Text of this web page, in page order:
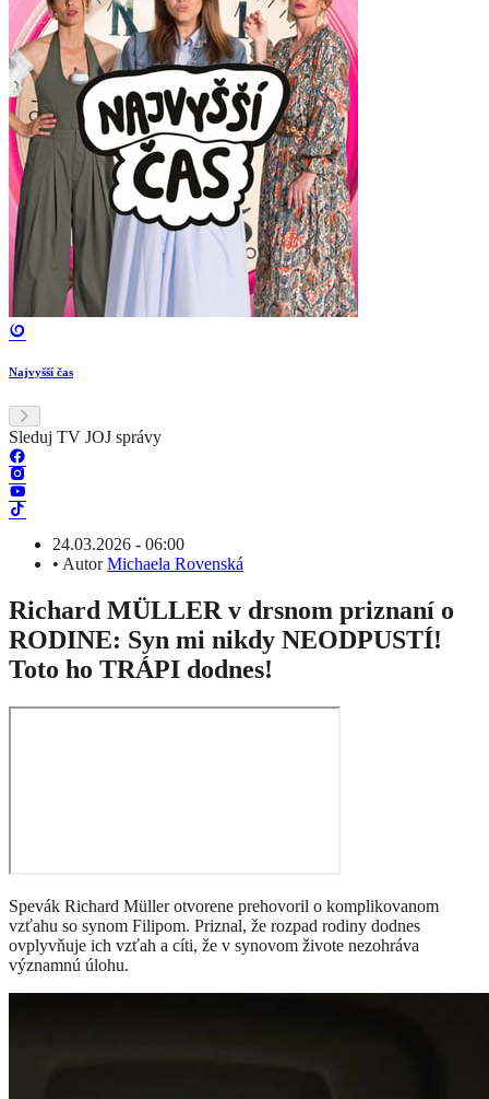
Najvyšší čas
Sleduj TV JOJ správy
24.03.2026 - 06:00
• AutorMichaela Rovenská
Richard MÜLLER v drsnom priznaní o
RODINE: Syn mi nikdy NEODPUSTÍ!
Toto ho TRÁPI dodnes!
Spevák Richard Müller otvorene prehovoril o komplikovanom
vzťahu so synom Filipom. Priznal, že rozpad rodiny dodnes
ovplyvňuje ich vzťah a cíti, že v synovom živote nezohráva
významnú úlohu.